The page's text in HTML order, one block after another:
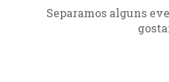
Separamos alguns